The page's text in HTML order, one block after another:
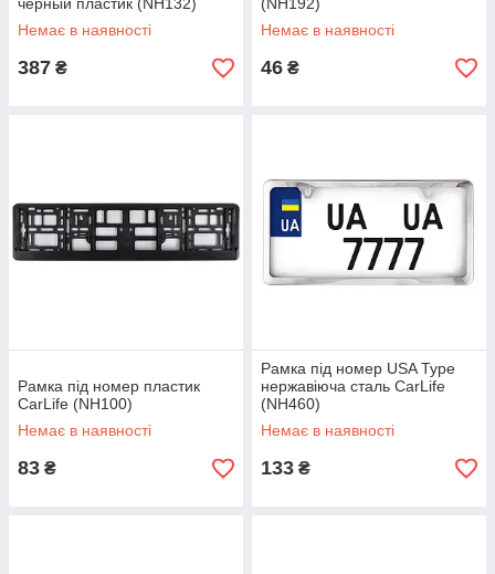
Немає в наявності
387 ₴
Немає в наявності
46 ₴
Рамка під номер пластик
CarLife (NH100)
Немає в наявності
83 ₴
Рамка під номер USA Type
нержавіюча сталь CarLife
(NH460)
Немає в наявності
133 ₴